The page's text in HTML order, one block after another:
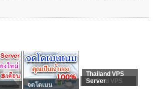
จดโดเมน
Thailand VPS
Thailand VPS
Server